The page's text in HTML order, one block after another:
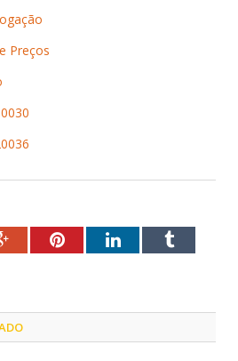
Preços
Google+PinterestLinkedInTumblr